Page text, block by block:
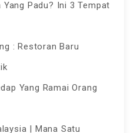
Padu? Ini 3 Tempat
: Restoran Baru
Yang Ramai Orang
| Mana Satu